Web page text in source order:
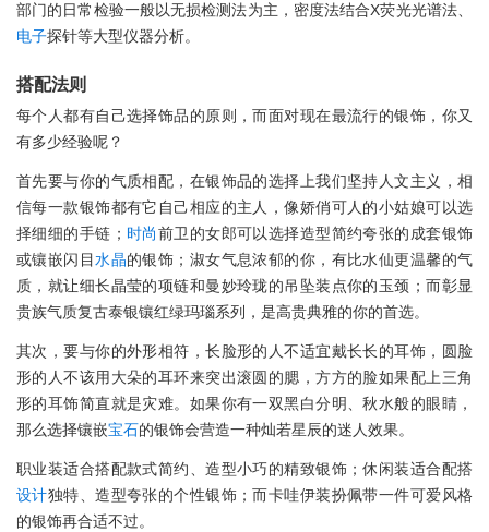
部门的日常检验一般以无损检测法为主，密度法结合X荧光光谱法、
电子探针等大型仪器分析。
搭配法则
每个人都有自己选择饰品的原则，而面对现在最流行的银饰，你又
有多少经验呢？
首先要与你的气质相配，在银饰品的选择上我们坚持人文主义，相
信每一款银饰都有它自己相应的主人，像娇俏可人的小姑娘可以选
择细细的手链； 时尚前卫的女郎可以选择造型简约夸张的成套银饰
或镶嵌闪目水晶的银饰；淑女气息浓郁的你，有比水仙更温馨的气
质，就让细长晶莹的项链和曼妙玲珑的吊坠装点你的玉颈；而彰显
贵族气质复古泰银镶红绿玛瑙系列，是高贵典雅的你的首选。
其次，要与你的外形相符，长脸形的人不适宜戴长长的耳饰，圆脸
形的人不该用大朵的耳环来突出滚圆的腮，方方的脸如果配上三角
形的耳饰简直就是灾难。如果你有一双黑白分明、秋水般的眼睛，
那么选择镶嵌宝石的银饰会营造一种灿若星辰的迷人效果。
职业装适合搭配款式简约、造型小巧的精致银饰；休闲装适合配搭
设计独特、造型夸张的个性银饰；而卡哇伊装扮佩带一件可爱风格
的银饰再合适不过。